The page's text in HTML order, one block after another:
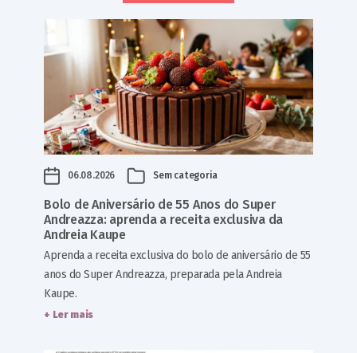
06.08.2026 Sem categoria
Bolo de Aniversário de 55 Anos do Super
Andreazza: aprenda a receita exclusiva da
Andreia Kaupe
Aprenda a receita exclusiva do bolo de aniversário de 55
anos do Super Andreazza, preparada pela Andreia
Kaupe.
+ Ler mais